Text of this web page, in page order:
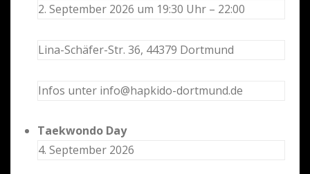
2. September 2026 um 19:30 Uhr – 22:00
Lina-Schäfer-Str. 36, 44379 Dortmund
Infos unter info@hapkido-dortmund.de
Taekwondo Day
4. September 2026